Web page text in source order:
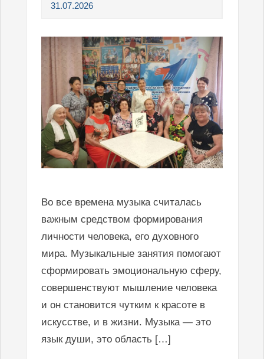
31.07.2026
Во все времена музыка считалась
важным средством формирования
личности человека, его духовного
мира. Музыкальные занятия помогают
сформировать эмоциональную сферу,
совершенствуют мышление человека
и он становится чутким к красоте в
искусстве, и в жизни. Музыка — это
язык души, это область […]